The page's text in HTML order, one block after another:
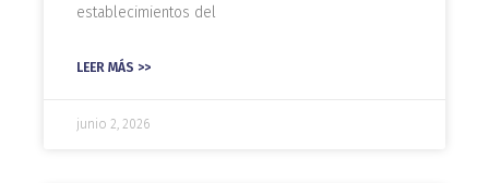
establecimientos del
LEER MÁS >>
junio 2, 2026